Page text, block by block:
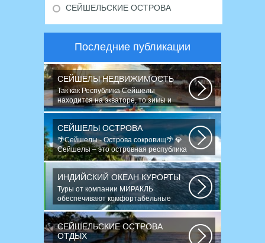
СЕЙШЕЛЬСКИЕ ОСТРОВА
Последние публикации
СЕЙШЕЛЫ НЕДВИЖИМОСТЬ
Так как Республика Сейшелы
находится на экваторе, то зимы и
снега не знает...
СЕЙШЕЛЫ ОСТРОВА
🌴Сейшелы - Острова сокровищ🌴 💎
Сейшелы – это островная республика
в Индийском...
ИНДИЙСКИЙ ОКЕАН КУРОРТЫ
Туры от компании МИРАКЛЬ
обеспечивают комфортабельные
путешествия в 120...
СЕЙШЕЛЬСКИЕ ОСТРОВА
ОТДЫХ